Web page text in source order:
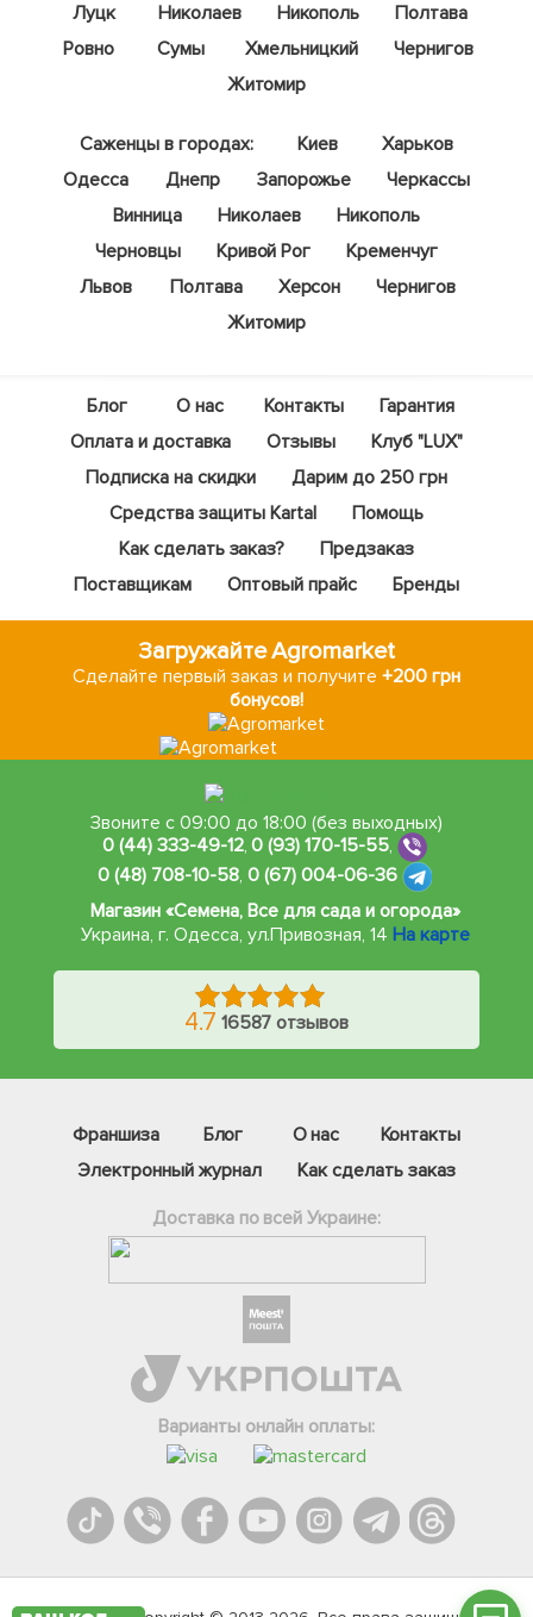
Луцк
Николаев Никополь
Полтава
Ровно
Сумы Хмельницкий
Чернигов
Житомир
Саженцы в городах: Киев
Харьков
Одесса
Днепр Запорожье
Черкассы
Винница
Николаев
Никополь
Черновцы
Кривой Рог
Кременчуг
Львов
Полтава Херсон
Чернигов
Житомир
Блог О нас Контакты
Гарантия
Оплата и доставка
Отзывы
Клуб "LUX"
Подписка на скидки
Дарим до 250 грн
Средства защиты Kartal
Помощь
Как сделать заказ?
Предзаказ
Поставщикам
Оптовый прайс Бренды
Загружайте Agromarket
Сделайте первый заказ и получите +200 грн
бонусов!
Звоните с 09:00 до 18:00 (без выходных)
0 (44) 333-49-12,0 (93) 170-15-55,
0 (48) 708-10-58, 0 (67) 004-06-36
Магазин «Семена, Все для сада и огорода»
Украина, г. Одесса, ул.Привозная, 14 На карте
4.7 16587 отзывов
Франшиза Блог О нас
Контакты
Электронный журнал
Как сделать заказ
Доставка по всей Украине:
Варианты онлайн оплаты:
Телеграм
Вайбер
Онлайн чат